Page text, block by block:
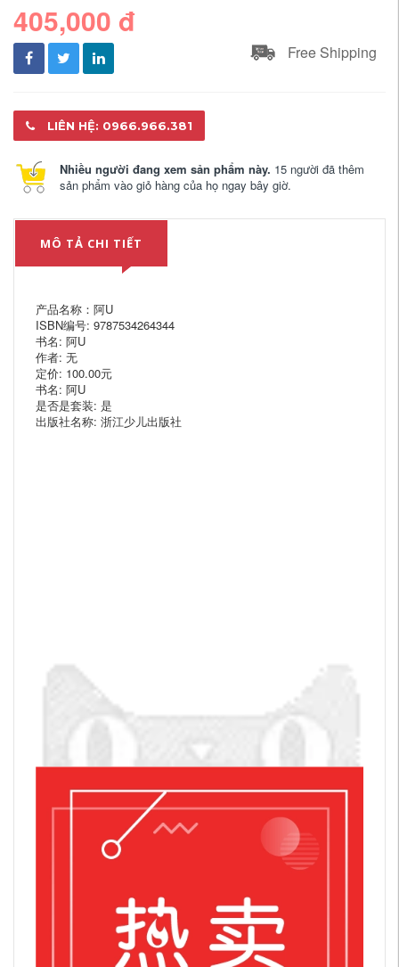
405,000 đ
Free Shipping
LIÊN HỆ: 0966.966.381
Nhiều người đang xem sản phẩm này. 15 người đã thêm
sản phẩm vào giỏ hàng của họ ngay bây giờ.
MÔ TẢ CHI TIẾT
产品名称：阿U
ISBN编号: 9787534264344
书名: 阿U
作者: 无
定价: 100.00元
书名: 阿U
是否是套装: 是
出版社名称: 浙江少儿出版社